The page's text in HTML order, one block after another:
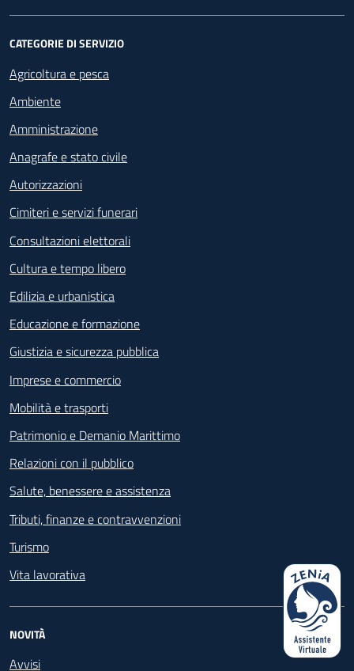
CATEGORIE DI SERVIZIO
Agricoltura e pesca
Ambiente
Amministrazione
Anagrafe e stato civile
Autorizzazioni
Cimiteri e servizi funerari
Consultazioni elettorali
Cultura e tempo libero
Edilizia e urbanistica
Educazione e formazione
Giustizia e sicurezza pubblica
Imprese e commercio
Mobilità e trasporti
Patrimonio e Demanio Marittimo
Relazioni con il pubblico
Salute, benessere e assistenza
Tributi, finanze e contravvenzioni
Turismo
Vita lavorativa
NOVITÀ
Avvisi